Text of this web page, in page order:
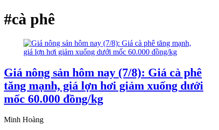
#cà phê
Giá nông sản hôm nay (7/8): Giá cà phê
tăng mạnh, giá lợn hơi giảm xuống dưới
mốc 60.000 đồng/kg
Minh Hoàng